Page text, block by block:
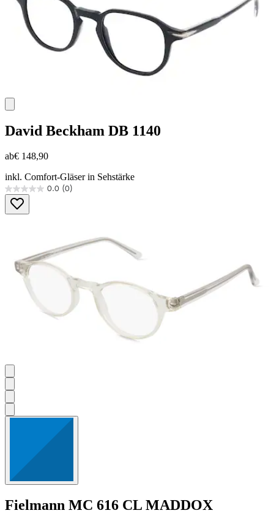
David Beckham DB 1140
ab€ 148,90
inkl. Comfort-Gläser in Sehstärke
0.0 (0)
0.0
von
5
Fielmann MC 616 CL MADDOX